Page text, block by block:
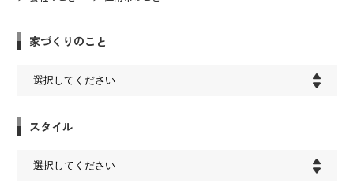
家づくりのこと
スタイル